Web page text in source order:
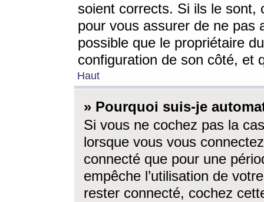
soient corrects. Si ils le sont,
pour vous assurer de ne pas
possible que le propriétaire
configuration de son côté, et
Haut
» Pourquoi suis-je
Si vous ne cochez pas la
lorsque vous vous
connecté que pour une
empêche l’utilisation de
rester connecté, cochez